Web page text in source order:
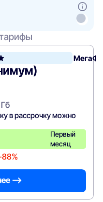
в рассрочку можно
Первый
месяц
—>